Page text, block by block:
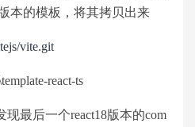
本的模板，将其拷贝出来
vite.git
react-ts
最后一个react18版本的com